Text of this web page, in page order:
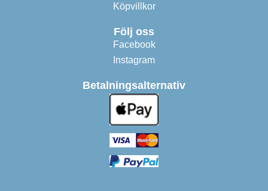
Köpvillkor
Följ oss
Facebook
Instagram
Betalningsalternativ